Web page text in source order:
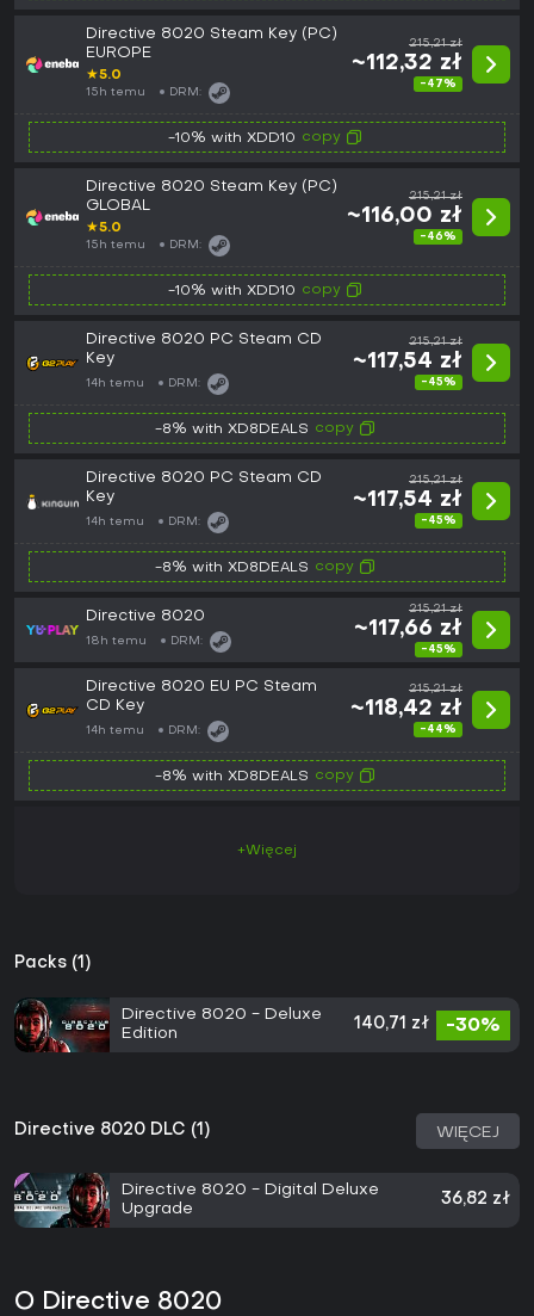
Directive 8020 Steam Key (PC)
EUROPE
★5.0
15h temu DRM:
215,21 zł
~112,32 zł
-47%
-10% with XDD10 copy
Directive 8020 Steam Key (PC)
GLOBAL
★5.0
15h temu DRM:
215,21 zł
~116,00 zł
-46%
-10% with XDD10 copy
Directive 8020 PC Steam CD
Key
14h temu DRM:
215,21 zł
~117,54 zł
-45%
-8% with XD8DEALS copy
Directive 8020 PC Steam CD
Key
14h temu DRM:
215,21 zł
~117,54 zł
-45%
-8% with XD8DEALS copy
Directive 8020
18h temu DRM:
215,21 zł
~117,66 zł
-45%
Directive 8020 EU PC Steam
CD Key
14h temu DRM:
215,21 zł
~118,42 zł
-44%
-8% with XD8DEALS copy
+Więcej
Packs (1)
Directive 8020 - Deluxe
Edition
140,71 zł -30%
Directive 8020 DLC (1) WIĘCEJ
Directive 8020 - Digital Deluxe
Upgrade
36,82 zł
O Directive 8020